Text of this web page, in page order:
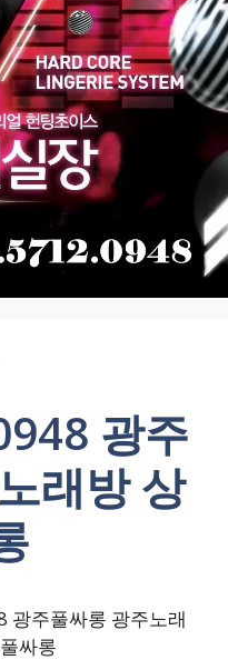
광주
래방 상
광주풀싸롱 광주노래
싸롱